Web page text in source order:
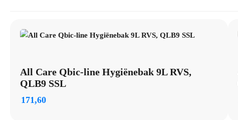
All Care Qbic-line Hygiënebak 9L RVS,
QLB9 SSL
171,60